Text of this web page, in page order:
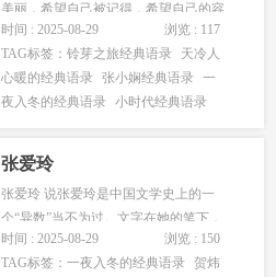
美丽，希望自己被记得，希望自己的容
颜体貌在极盛时于对方如霞光过目，永
不相忘，即使在繁花谢树的冬残，也有
一个人沉如历史典册的瞳仁可以见证你
的华采。 2、对一个人，恨并非最残忍
时间 : 2025-08-29
浏览 : 117
TAG标签：铃芽之旅经典语录
天冷人
心暖的经典语录 张小娴经典语录 一
夜入冬的经典语录 小时代经典语录
张爱玲
张爱玲 说张爱玲是中国文学史上的一
个“异数”当不为过。文字在她的笔下，
才真正的有了生命，直钻进你的心里
去。喜欢张爱玲的人对她的书真是喜
时间 : 2025-08-29
浏览 : 150
TAG标签：一夜入冬的经典语录 贺炜